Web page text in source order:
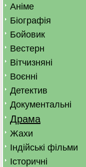
Аніме
Біографія
Бойовик
Вестерн
Вітчизняні
Воєнні
Детектив
Документальні
Драма
Жахи
Індійські фільми
Історичні